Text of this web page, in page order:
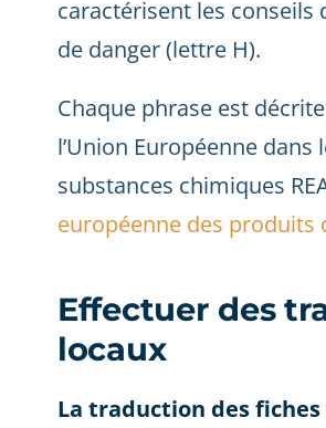
caractérisent les conseils
de danger (lettre H).
Chaque phrase est
l’Union Européenne
substances chimiques
européenne des produits
Effectuer des
locaux
La traduction des